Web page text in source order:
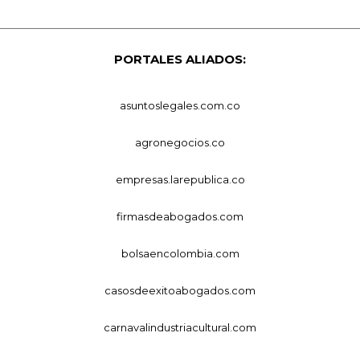
PORTALES ALIADOS:
asuntoslegales.com.co
agronegocios.co
empresas.larepublica.co
firmasdeabogados.com
bolsaencolombia.com
casosdeexitoabogados.com
carnavalindustriacultural.com